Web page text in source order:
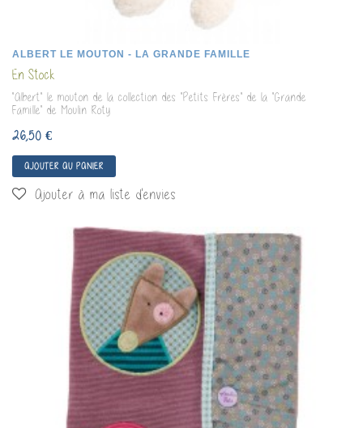
ALBERT LE MOUTON - LA GRANDE FAMILLE
En Stock
"Albert" le mouton de la collection des "Petits Frères" de la "Grande
Famille" de Moulin Roty
26,50 €
AJOUTER AU PANIER
Ajouter à ma liste d'envies